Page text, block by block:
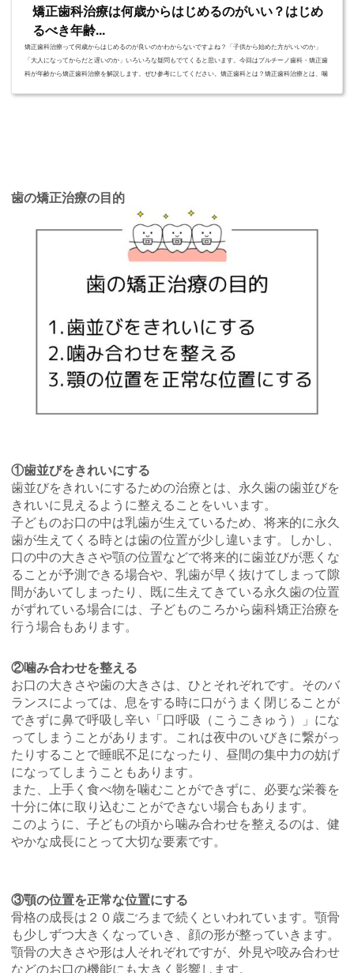
矯正歯科治療は何歳からはじめるのがいい？はじめ
るべき年齢...
矯正歯科治療って何歳からはじめるのが良いのかわからないですよね？「子供から始めた方がいいのか」
「大人になってからだと遅いのか」いろいろな疑問もでてくると思います。今回はプルチーノ歯科・矯正歯
科が年齢から矯正歯科治療を解説します。ぜひ参考にしてください。矯正歯科とは？矯正歯科治療とは、噛
歯の矯正治療の目的
①歯並びをきれいにする
歯並びをきれいにするための治療とは、永久歯の歯並びを
きれいに見えるように整えることをいいます。
子どものお口の中は乳歯が生えているため、将来的に永久
歯が生えてくる時とは歯の位置が少し違います。しかし、
口の中の大きさや顎の位置などで将来的に歯並びが悪くな
ることが予測できる場合や、乳歯が早く抜けてしまって隙
間があいてしまったり、既に生えてきている永久歯の位置
がずれている場合には、子どものころから歯科矯正治療を
行う場合もあります。
②噛み合わせを整える
お口の大きさや歯の大きさは、ひとそれぞれです。そのバ
ランスによっては、息をする時に口がうまく閉じることが
できずに鼻で呼吸し辛い「口呼吸（こうこきゅう）」にな
ってしまうことがあります。これは夜中のいびきに繋がっ
たりすることで睡眠不足になったり、昼間の集中力の妨げ
になってしまうこともあります。
また、上手く食べ物を噛むことができずに、必要な栄養を
十分に体に取り込むことができない場合もあります。
このように、子どもの頃から噛み合わせを整えるのは、健
やかな成長にとって大切な要素です。
③顎の位置を正常な位置にする
骨格の成長は２０歳ごろまで続くといわれています。顎骨
も少しずつ大きくなっていき、顔の形が整っていきます。
顎骨の大きさや形は人それぞれですが、外見や咬み合わせ
などのお口の機能にも大きく影響します。